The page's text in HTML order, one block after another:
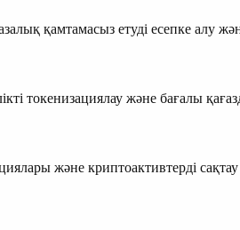
қамтамасыз етуді есепке алу
токенизациялау және бағалы
және криптоактивтерді